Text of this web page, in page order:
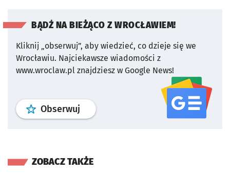
BĄDŹ NA BIEŻĄCO Z WROCŁAWIEM!
Kliknij „obserwuj”, aby wiedzieć, co dzieje się we
Wrocławiu. Najciekawsze wiadomości z
www.wroclaw.pl znajdziesz w Google News!
Obserwuj profil serwisu
ZOBACZ TAKŻE